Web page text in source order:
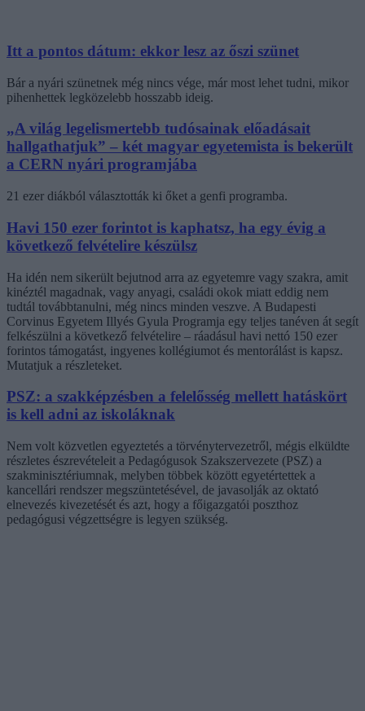
Itt a pontos dátum: ekkor lesz az őszi szünet
Bár a nyári szünetnek még nincs vége, már most lehet tudni, mikor
pihenhettek legközelebb hosszabb ideig.
„A világ legelismertebb tudósainak előadásait
hallgathatjuk” – két magyar egyetemista is bekerült
a CERN nyári programjába
21 ezer diákból választották ki őket a genfi programba.
Havi 150 ezer forintot is kaphatsz, ha egy évig a
következő felvételire készülsz
Ha idén nem sikerült bejutnod arra az egyetemre vagy szakra, amit
kinéztél magadnak, vagy anyagi, családi okok miatt eddig nem
tudtál továbbtanulni, még nincs minden veszve. A Budapesti
Corvinus Egyetem Illyés Gyula Programja egy teljes tanéven át segít
felkészülni a következő felvételire – ráadásul havi nettó 150 ezer
forintos támogatást, ingyenes kollégiumot és mentorálást is kapsz.
Mutatjuk a részleteket.
PSZ: a szakképzésben a felelősség mellett hatáskört
is kell adni az iskoláknak
Nem volt közvetlen egyeztetés a törvénytervezetről, mégis elküldte
részletes észrevételeit a Pedagógusok Szakszervezete (PSZ) a
szakminisztériumnak, melyben többek között egyetértettek a
kancellári rendszer megszüntetésével, de javasolják az oktató
elnevezés kivezetését és azt, hogy a főigazgatói poszthoz
pedagógusi végzettségre is legyen szükség.